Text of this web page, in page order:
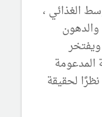
​​الغذائي ،
المدعومة
نظرًا لحقيقة